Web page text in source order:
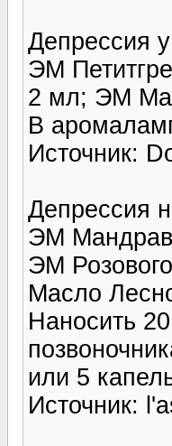
Депрессия
ЭМ
2 мл; ЭМ
В
Источник:
Депрессия
ЭМ
ЭМ
Масло
Наносить
или 5
Источник: